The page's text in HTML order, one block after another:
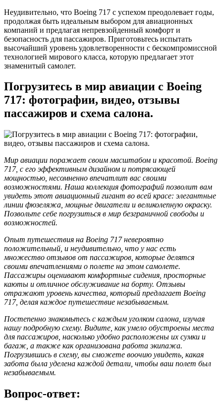
Неудивительно, что Boeing 717 с успехом преодолевает годы,
продолжая быть идеальным выбором для авиационных
компаний и предлагая непревзойденный комфорт и
безопасность для пассажиров. Приготовьтесь испытать
высочайший уровень удовлетворенности с бескомпромиссной
технологией мирового класса, которую предлагает этот
знаменитый самолет.
Погрузитесь в мир авиации с Boeing
717: фотографии, видео, отзывы
пассажиров и схема салона.
Мир авиации поражает своим масштабом и красотой. Boeing
717, с его эффективным дизайном и потрясающей
мощностью, несомненно впечатлит вас своими
возможностями. Наша коллекция фотографий позволит вам
увидеть этот авиационный гигант во всей красе: элегантные
линии фюзеляжа, мощные двигатели и великолепную окраску.
Позвольте себе погрузиться в мир безграничной свободы и
возможностей.
Опыт путешествия на Boeing 717 невероятно
положительный, и неудивительно, что у нас есть
множество отзывов от пассажиров, которые делятся
своими впечатлениями о полете на этом самолете.
Пассажиры оценивают комфортные сидения, просторные
каюты и отличное обслуживание на борту. Отзывы
отражают уровень качества, который предлагает Boeing
717, делая каждое путешествие незабываемым.
Постепенно знакомьтесь с каждым уголком салона, изучая
нашу подробную схему. Видите, как умело обустроены места
для пассажиров, насколько удобно расположены их сумки и
багаж, а также как организована работа экипажа.
Погрузившись в схему, вы сможете воочию увидеть, какая
забота была уделена каждой детали, чтобы ваш полет был
незабываемым.
Вопрос-ответ: